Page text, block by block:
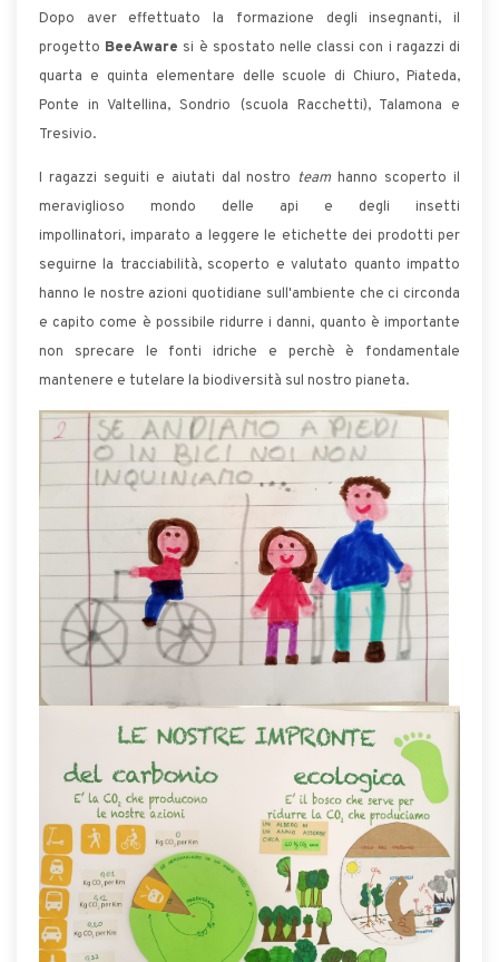
Dopo aver effettuato la formazione degli insegnanti, il
progetto BeeAware si è spostato nelle classi con i ragazzi di
quarta e quinta elementare delle scuole di Chiuro, Piateda,
Ponte in Valtellina, Sondrio (scuola Racchetti), Talamona e
Tresivio.
I ragazzi seguiti e aiutati dal nostro team hanno scoperto il
meraviglioso mondo delle api e degli insetti
impollinatori, imparato a leggere le etichette dei prodotti per
seguirne la tracciabilità, scoperto e valutato quanto impatto
hanno le nostre azioni quotidiane sull'ambiente che ci circonda
e capito come è possibile ridurre i danni, quanto è importante
non sprecare le fonti idriche e perchè è fondamentale
mantenere e tutelare la biodiversità sul nostro pianeta.